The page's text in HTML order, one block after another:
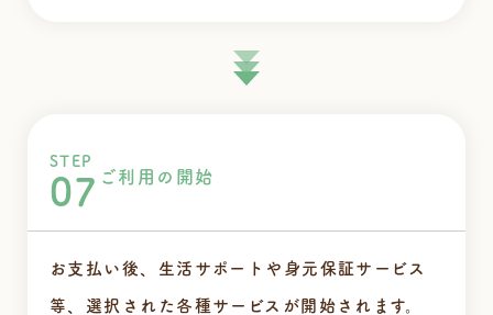
STEP
07 ご利用の開始
お支払い後、生活サポートや身元保証サービス
等、選択された各種サービスが開始されます。